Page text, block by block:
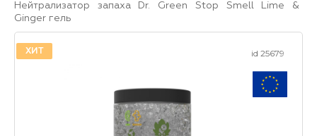
Нейтрализатор запаха Dr. Green Stop Smell Lime &
Ginger гель
id 25679
ХИТ